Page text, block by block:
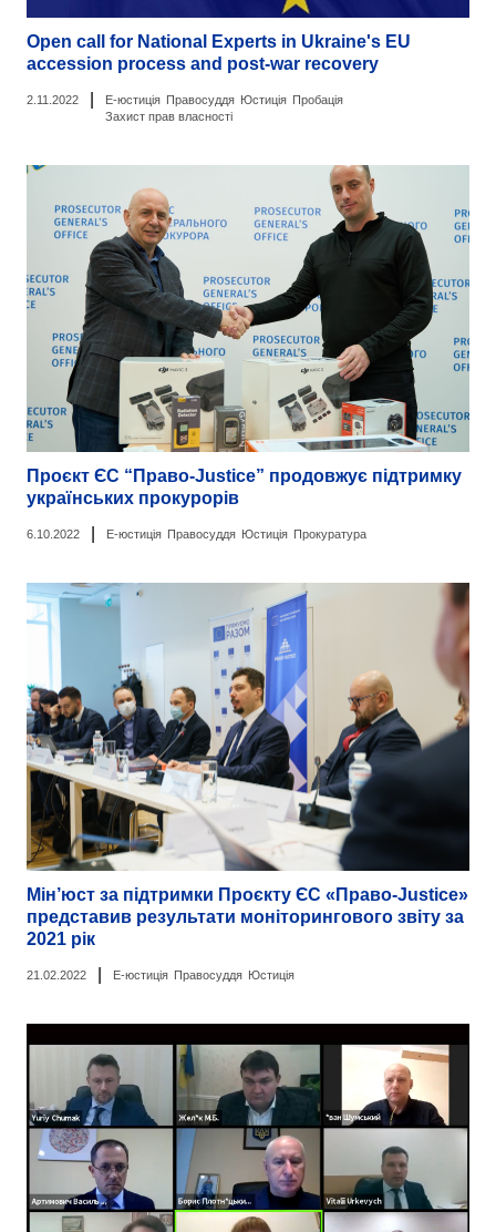
Open call for National Experts in Ukraine's EU
accession process and post-war recovery
2.11.2022 Е-юстиція Правосуддя Юстиція Пробація
Захист прав власності
Проєкт ЄС “Право-Justice” продовжує підтримку
українських прокурорів
6.10.2022 Е-юстиція Правосуддя Юстиція Прокуратура
Мін’юст за підтримки Проєкту ЄС «Право-Justice»
представив результати моніторингового звіту за
2021 рік
21.02.2022 Е-юстиція Правосуддя Юстиція